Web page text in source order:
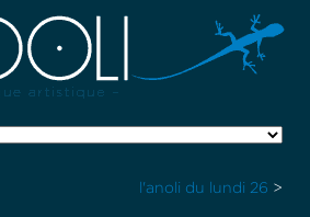
l'anoli du lundi 26 >